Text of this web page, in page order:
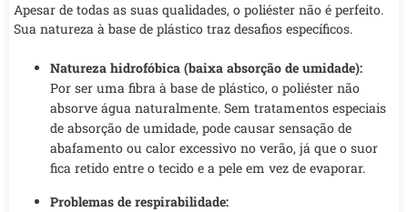
Apesar de todas as suas qualidades, o poliéster não é perfeito.
Sua natureza à base de plástico traz desafios específicos.
Natureza hidrofóbica (baixa absorção de umidade):
Por ser uma fibra à base de plástico, o poliéster não
absorve água naturalmente. Sem tratamentos especiais
de absorção de umidade, pode causar sensação de
abafamento ou calor excessivo no verão, já que o suor
fica retido entre o tecido e a pele em vez de evaporar.
Problemas de respirabilidade: